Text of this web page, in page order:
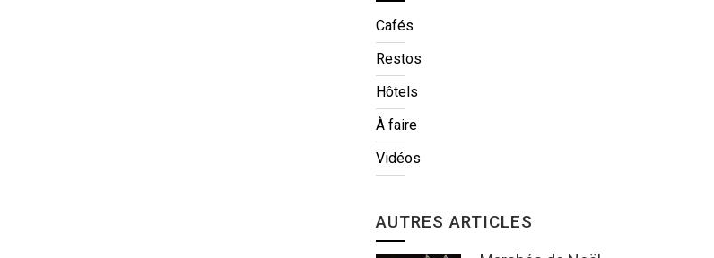
Cafés
Restos
Hôtels
À faire
Vidéos
AUTRES ARTICLES